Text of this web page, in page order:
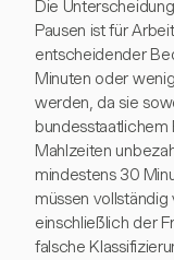
Die
Pausen ist für
entscheidender
Minuten oder
werden, da sie
Mahlzeiten
mindestens 30
müssen
einschließlich der
falsche